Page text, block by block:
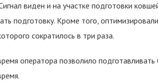
виден и на участке подготовки
подготовку. Кроме того,
сократилось в три раза.
оператора позволило